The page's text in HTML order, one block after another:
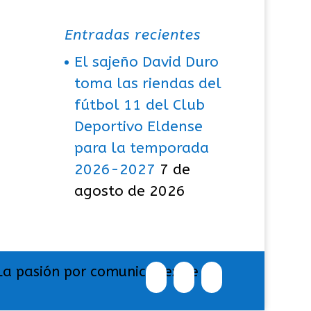
Entradas recientes
El sajeño David Duro
toma las riendas del
fútbol 11 del Club
Deportivo Eldense
para la temporada
2026-2027 7 de
agosto de 2026
pasión por comunicar exige